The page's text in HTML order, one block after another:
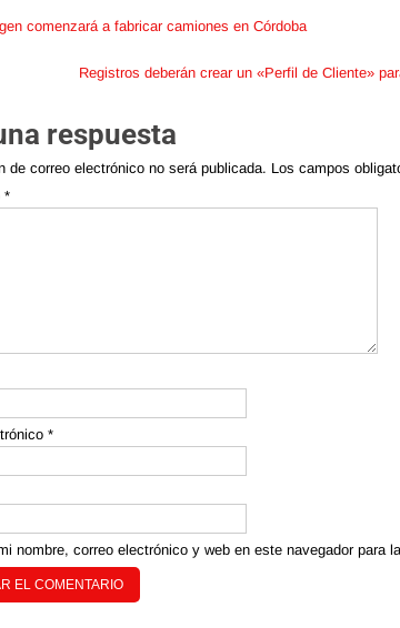
comenzará a fabricar camiones en Córdoba
Registros deberán crear un «Perfil de Cliente»
respuesta
de correo electrónico no será publicada. Los campos
*
*
nombre, correo electrónico y web en este navegador para